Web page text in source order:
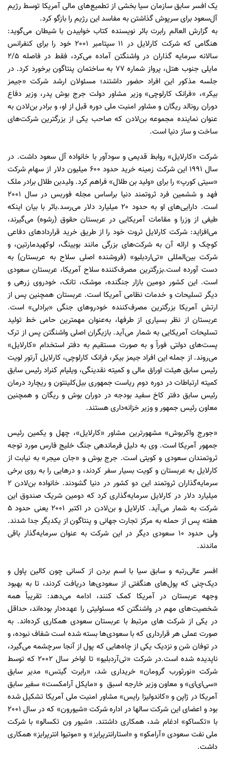
یک افسر سابق سازمان سیا بخشی از تطمیع‌های مالی آمریکا توسط رژیم
آل‌سعود برای سرپوش گذاشتن به مفاسد این رژيم را بازگو کرد.
به گزارش العالم رابرت بائر نویسنده کتاب خوابیدن با شیطان می‌گوید:
هنگامی که شرکت کارلایل در 11 سپتامبر 2001 خود را برای کنفرانس
سالانه سرمایه گذاران در واشنگتن آماده می‌کرد، فقط در فاصله 2/5
مایلی جنوب هتل، پرواز شماره 77 به ساختمان پنتاگون برخورد کرد. در
جلسه مذکور این افراد حضور داشتند؛ مسئولان ارشد شرکت «جیمز
بیکر»، «فرانک کارلوچی» وزیر مشاور دولت جرج بوش پدر، وزیر دفاع
دوران رونالد ریگان و مشاور امنیت ملی دوره قبل از او، و برادر بن‌لادن به
عنوان نماینده مجموعه بن‌لادن که صاحب یکی از بزرگترین شرکت‌های
ساخت و ساز دنیا است.
شرکت «کارلایل» روابط قدیمی و سودآور با خانواده آل سعود داشت. در
سال 1991 این شرکت زمینه خرید حدود 600 میلیون دلار از سهام شرکت
«سیتی کورپ» را برای «ولید بن طلال» فراهم کرد. ولید‌بن طلال برادر ملک
فهد و ششمین فرد ثروتمند دنیا براساس مجله فوربس در سال 2001
است. دارایی‌های او به حدود 20 میلیارد دلار می‌رسد.بائر با بیان اینکه
طیفی از وزرا و مقامات آمریکایی در عربستان حقوق (رشوه) می‌گیرند،
می‌افزاید: شرکت کارلایل ثروت خود را از طریق خرید قراردادهای دفاعی
کوچک و ارائه آن به شرکت‌های بزرگی مانند بویینگ، لوکهیدمارتین، و
شرکت بین‌المللی «تی‌اردبلیو» (فروشنده اصلی سلاح به عربستان) به
دست آورده است.بزرگترین مصرف‌کننده سلاح آمریکا، عربستان سعودی
است. این کشور دومین بازار جنگنده، موشک، تانک، خودروی زرهی و
دیگر تسلیحات و خدمات نظامی آمریکا است. عربستان همچنین پس از
ارتش آمریکا بزرگترین مصرف‌کننده خودروهای جنگی «برادلی» است.
عربستان از نظر بسیاری از طرفها، به‌عنوان مهمترین حامی خط تولید
تسلیحات آمریکایی به شمار می‌آید. بازیگران اصلی واشنگتن پس از ترک
پست‌های دولتی فوراً و به صورت مستقیم به دفتر استخدام «کارلایل»
می‌روند. از جمله این افراد جیمز بیکر، فرانک کارلوچی، کارلایل آرتور لویت
رئيس سابق هیئت اوراق مالی و کمیته نقدینگی، ویلیام کنراد رئیس سابق
کمیته ارتباطات در دوره دوم ریاست جمهوری بیل‌کلینتون و ریچارد درمان
رئيس سابق دفتر کاخ سفید بودجه در دوران بوش و ریگان و همچنین
معاون رئيس جمهور و وزیر خزانه‌داری هستند.
«جورج واکربوش» مشهورترین مشاور «کارلایل»، چهل و یکمین رئيس
جمهور آمریکا است. وی به دلیل فرماندهی جنگ خلیج فارس مورد توجه
ثروتمندان سعودی و کویتی است. جرج بوش و «جان میجر» به نیابت از
کارلایل به عربستان و کویت بسیار سفر کردند، و درهایی را به روی برخی
سرمایه‌گذاران ثروتمند این دو کشور در دنیا گشودند. خانواده بن‌لادن 2
میلیارد دلار در کارلایل سرمایه‌گذاری کرد که دومین شریک صندوق این
شرکت به شمار می‌آید. کارلایل و بن‌لادن در اکتبر 2001 یعنی حدود 5
هفته پس از حمله به مرکز تجارت جهانی و پنتاگون از یکدیگر جدا شدند.
ولی حدود 10 سعودی دیگر در این شرکت به عنوان سرمایه‌گذار باقی
ماندند.
افسر عالی‌رتبه و سابق سیا با اسم بردن از کسانی چون کالین پاول و
دیک‌چنی که پول‌های هنگفتی از سعودی‌ها دریافت کردند، تا به بهبود
وجهه عربستان در آمریکا کمک ‌کنند، ادامه می‌دهد: تقریباً همه
شخصیت‌های مهم در واشنگتن که مسئولیتی را عهده‌دار بوده‌اند، حداقل
در یکی از شرکت های مرتبط با عربستان سعودی همکاری کرده‌اند. به
صورت عملی هر قرارداری که با سعودی‌ها بسته شده است شفاف نبوده، و
در توفان شن و نزدیک یکی از چاه‌هایی که پول از آنجا سرچشمه می‌گیرد،
ناپدیده شده است.در شرکت «تی‌آردبلیو» تا اواخر سال 2002 که توسط
شرکت «نورثورب گرومان» خریداری شد،‌ «رابرت گیتس» مدیر سابق
«سی‌ای‌ای» و معاون وزیر خارجه اسبق و «مایکل آرامکست» سفیر سابق
آمریکا در ژاپن و «کاندولیزا رایس» مشاور امنیت ملی آمریکا تشکیل شده
بود و اعضای این شرکت سالها در اداره شرکت «شیورون» که در سال 2001
با «تکساکو» ادغام شد، همکاری داشتند. «شیور ون تکسالو» با شرکت
ملی نفت سعودی «آرامکو»‌ و «استارانترپرایز» و «موتیوا انترپرایز» همکاری
داشت.